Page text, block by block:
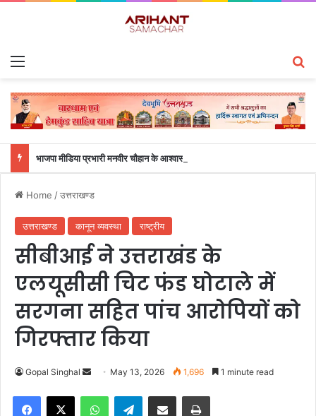
Home /उत्तराखण्ड
उत्तराखण्ड कानून व्यवस्था राष्ट्रीय
सीबीआई ने उत्तराखंड के
एलयूसीसी चिट फंड घोटाले में
सरगना सहित पांच आरोपियों को
गिरफ्तार किया
Gopal Singhal
n
May 13, 2026 1,696 1 minute read
Telegram